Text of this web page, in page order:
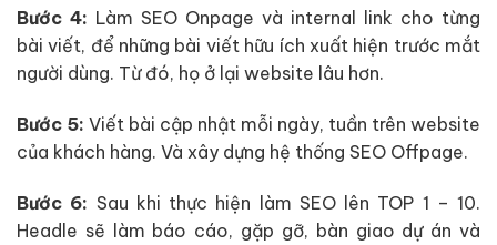
Bước 4: Làm SEO Onpage và internal link cho từng
bài viết, để những bài viết hữu ích xuất hiện trước mắt
người dùng. Từ đó, họ ở lại website lâu hơn.
Bước 5: Viết bài cập nhật mỗi ngày, tuần trên website
của khách hàng. Và xây dựng hệ thống SEO Offpage.
Bước 6: Sau khi thực hiện làm SEO lên TOP 1 – 10.
Headle sẽ làm báo cáo, gặp gỡ, bàn giao dự án và